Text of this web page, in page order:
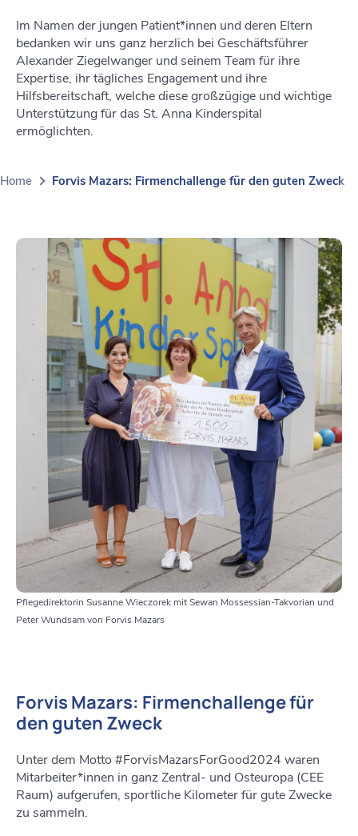
Im Namen der jungen Patient*innen und deren Eltern
bedanken wir uns ganz herzlich bei Geschäftsführer
Alexander Ziegelwanger und seinem Team für ihre
Expertise, ihr tägliches Engagement und ihre
Hilfsbereitschaft, welche diese großzügige und wichtige
Unterstützung für das St. Anna Kinderspital
ermöglichten.
Home Forvis Mazars: Firmenchallenge für den guten Zweck
Pflegedirektorin Susanne Wieczorek mit Sewan Mossessian-Takvorian und
Peter Wundsam von Forvis Mazars
Forvis Mazars: Firmenchallenge für
den guten Zweck
Unter dem Motto #ForvisMazarsForGood2024 waren
Mitarbeiter*innen in ganz Zentral- und Osteuropa (CEE
Raum) aufgerufen, sportliche Kilometer für gute Zwecke
zu sammeln.